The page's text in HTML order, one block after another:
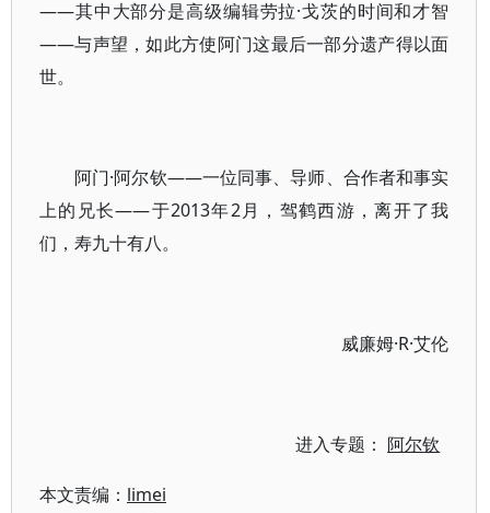
——其中大部分是高级编辑劳拉·戈茨的时间和才智
——与声望，如此方使阿门这最后一部分遗产得以面
世。
阿门·阿尔钦——一位同事、导师、合作者和事实
上的兄长——于2013年2月，驾鹤西游，离开了我
们，寿九十有八。
威廉姆·R·艾伦
进入专题： 阿尔钦
本文责编： limei